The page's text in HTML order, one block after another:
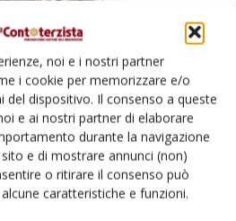
noi e i nostri partner
i cookie per memorizzare e/o
del dispositivo. Il consenso a queste
e ai nostri partner di elaborare
durante la navigazione
e di mostrare annunci (non)
o ritirare il consenso può
caratteristiche e funzioni.
XL 6000 + SH